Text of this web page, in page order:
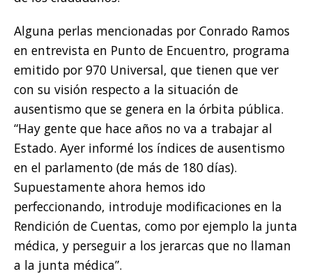
Alguna perlas mencionadas por Conrado Ramos
en entrevista en Punto de Encuentro, programa
emitido por 970 Universal, que tienen que ver
con su visión respecto a la situación de
ausentismo que se genera en la órbita pública.
“Hay gente que hace años no va a trabajar al
Estado. Ayer informé los índices de ausentismo
en el parlamento (de más de 180 días).
Supuestamente ahora hemos ido
perfeccionando, introduje modificaciones en la
Rendición de Cuentas, como por ejemplo la junta
médica, y perseguir a los jerarcas que no llaman
a la junta médica”.